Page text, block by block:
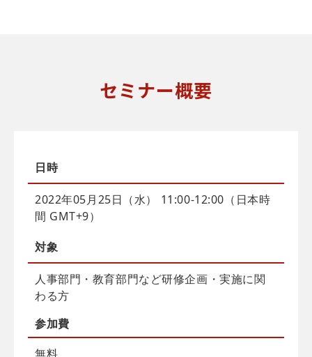
セミナー概要
日時
2022年05月25日（水） 11:00-12:00（日本時
間 GMT+9）
対象
人事部門・教育部門など研修企画・実施に関
わる方
参加費
無料